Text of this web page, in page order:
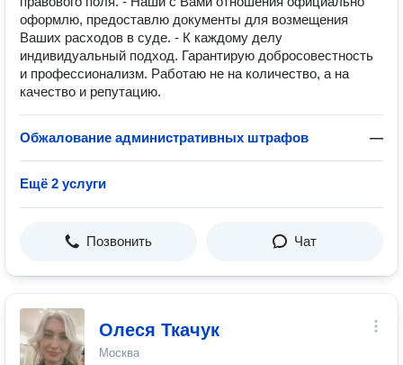
оформлю, предоставлю документы для возмещения
Ваших расходов в суде. - К каждому делу
индивидуальный подход. Гарантирую добросовестность
и профессионализм. Работаю не на количество, а на
качество и репутацию.
Обжалование административных штрафов —
Ещё 2 услуги
Позвонить Чат
Олеся Ткачук
Москва